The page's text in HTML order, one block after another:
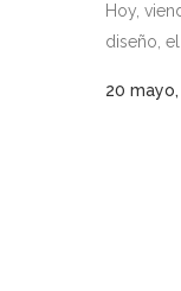
Hoy,
diseño, el
20